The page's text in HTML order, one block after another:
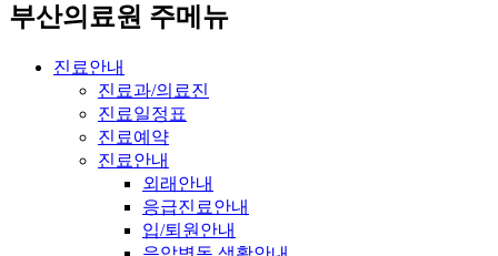
부산의료원 주메뉴
진료안내
진료과/의료진
진료일정표
진료예약
진료안내
외래안내
응급진료안내
입/퇴원안내